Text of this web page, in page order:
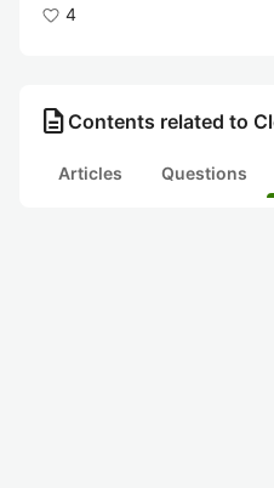
4
description Contents related to
Articles Questions